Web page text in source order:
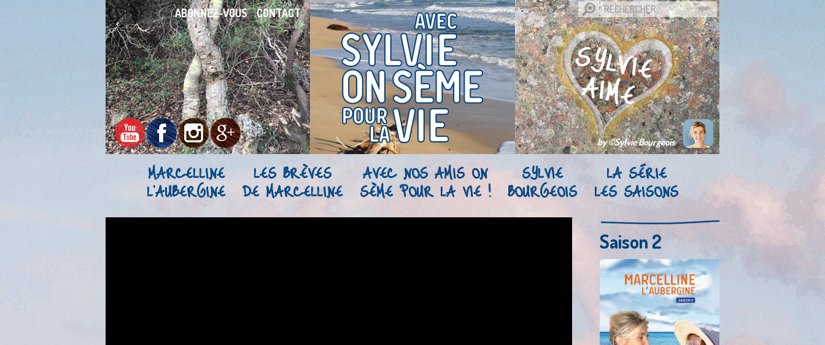
ABONNEZ-VOUS CONTACT
by ©Sylvie Bourgeois
MARCELLINE
L’AUBERGINE
LES BRÈVES
DE MARCELLINE
AVEC NOS AMIS ON
SÈME POUR LA VIE !
SYLVIE
BOURGEOIS
LA SÉRIE
LES SAISONS
Saison 2